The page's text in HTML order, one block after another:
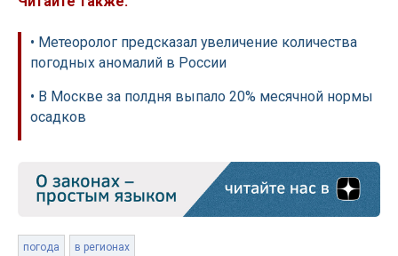
• Метеоролог предсказал увеличение количества
погодных аномалий в России
• В Москве за полдня выпало 20% месячной нормы
осадков
погода в регионах